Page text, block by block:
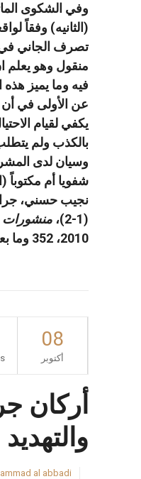
وفي الشكوى
(الثانيه) وفقاً
تصرف الجاني في
منقول وهو
فيه وما يميز هذه
عن الأولى في أن
يكفي لقيام
بالكذب ولم
وسيان لدى
شفويا أم
نجيب حسني،
(1-2)،
منشورات
2010، 352 وما بعدها).
08
أكتوبر
أركان
والتهديد
al abbadi